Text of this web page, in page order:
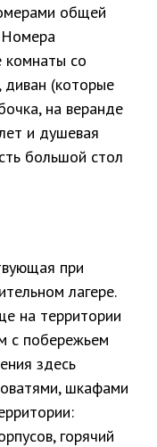
общей
Номера
комнаты со
диван (которые
на веранде
и душевая
большой стол
при
лагере.
на территории
с побережьем
здесь
шкафами
горячий